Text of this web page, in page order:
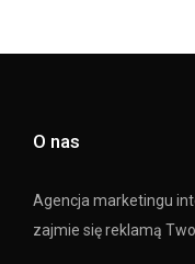
O nas
Agencja marketingu
zajmie się reklamą